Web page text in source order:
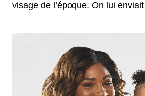
visage de l’époque. On lui